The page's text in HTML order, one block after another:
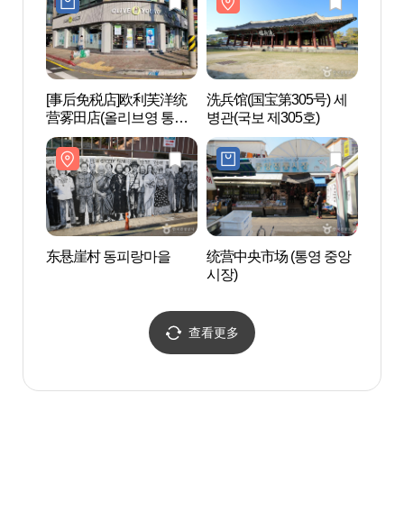
[事后免税店]欧利芙洋统
营雾田店(올리브영 통영
무전점)
洗兵馆(国宝第305号) 세
병관(국보 제305호)
东悬崖村 동피랑마을
统营中央市场 (통영 중앙
시장)
查看更多